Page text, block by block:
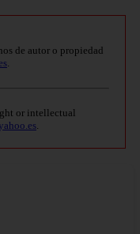
de autor o propiedad
.
or intellectual
.